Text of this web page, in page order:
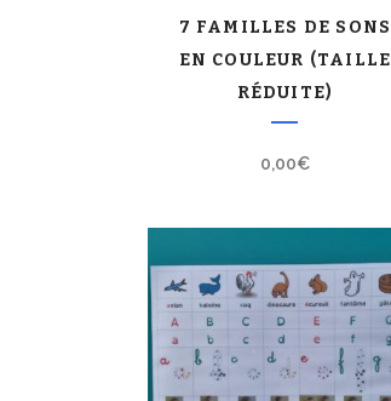
7 FAMILLES DE SONS
EN COULEUR (TAILLE
RÉDUITE)
0,00€